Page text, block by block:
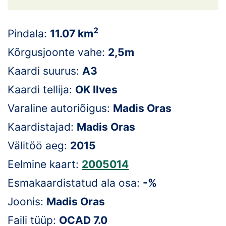
EOL
Galerii
Kalender
Koondised
Tule klubisse!
Tulemused
Dokumendid
Pindala: 11.07 km2
Kõrgusjoonte vahe: 2,5m
Kaardi suurus: A3
Kaardi tellija: OK Ilves
Varaline autoriõigus: Madis Oras
Kaardistajad: Madis Oras
Välitöö aeg: 2015
Eelmine kaart: 2005014
Esmakaardistatud ala osa: -%
Joonis: Madis Oras
Faili tüüp: OCAD 7.0